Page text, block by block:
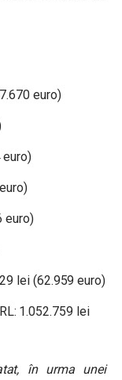
euro)
euro)
euro)
lei (62.959 euro)
: 1.052.759 lei
în urma unei